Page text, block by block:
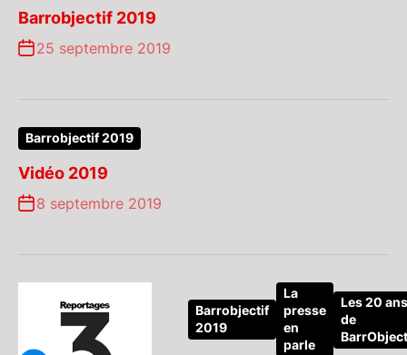
Barrobjectif 2019
25 septembre 2019
Barrobjectif 2019
Vidéo 2019
8 septembre 2019
Barrobjectif
2019
La
presse
en
parle
Les 20 ans
de